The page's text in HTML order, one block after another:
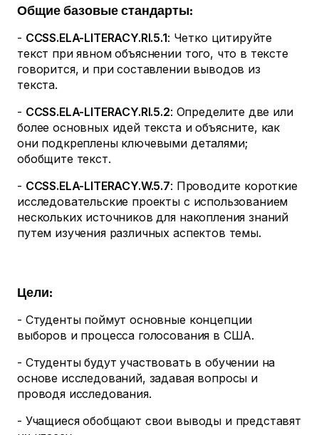
Общие базовые стандарты:
- CCSS.ELA-LITERACY.RI.5.1: Четко цитируйте
текст при явном объяснении того, что в тексте
говорится, и при составлении выводов из
текста.
- CCSS.ELA-LITERACY.RI.5.2: Определите две или
более основных идей текста и объясните, как
они подкреплены ключевыми деталями;
обобщите текст.
- CCSS.ELA-LITERACY.W.5.7: Проводите короткие
исследовательские проекты с использованием
нескольких источников для накопления знаний
путем изучения различных аспектов темы.
Цели:
- Студенты поймут основные концепции
выборов и процесса голосования в США.
- Студенты будут участвовать в обучении на
основе исследований, задавая вопросы и
проводя исследования.
- Учащиеся обобщают свои выводы и представят